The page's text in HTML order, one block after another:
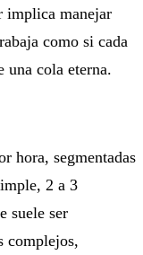
implica manejar
como si cada
una cola eterna.
hora, segmentadas
2 a 3
suele ser
complejos,